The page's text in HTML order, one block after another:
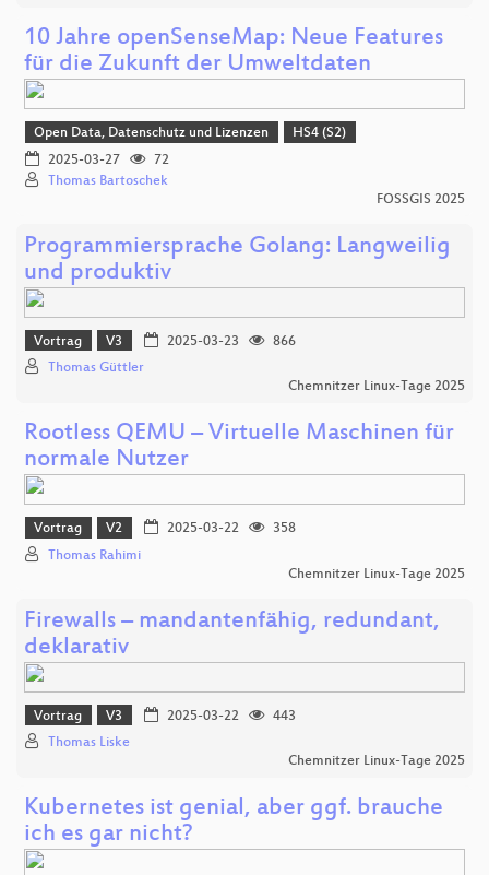
10 Jahre openSenseMap: Neue Features
für die Zukunft der Umweltdaten
Open Data, Datenschutz und Lizenzen
HS4 (S2)
2025-03-27
72
Thomas Bartoschek
FOSSGIS 2025
Programmiersprache Golang: Langweilig
und produktiv
Vortrag V3 2025-03-23
866
Thomas Güttler
Chemnitzer Linux-Tage 2025
Rootless QEMU – Virtuelle Maschinen für
normale Nutzer
Vortrag V2 2025-03-22
358
Thomas Rahimi
Chemnitzer Linux-Tage 2025
Firewalls – mandantenfähig, redundant,
deklarativ
Vortrag V3 2025-03-22
443
Thomas Liske
Chemnitzer Linux-Tage 2025
Kubernetes ist genial, aber ggf. brauche
ich es gar nicht?